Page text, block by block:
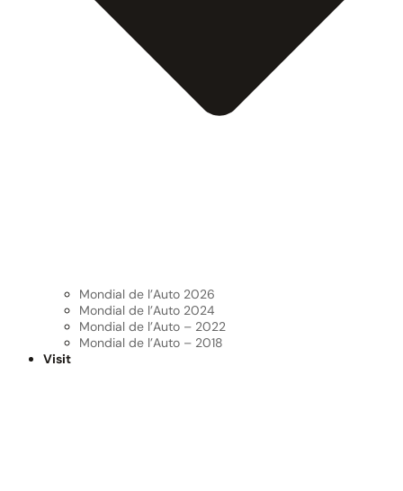
Mondial de l’Auto 2026
Mondial de l’Auto 2024
Mondial de l’Auto – 2022
Mondial de l’Auto – 2018
Visit